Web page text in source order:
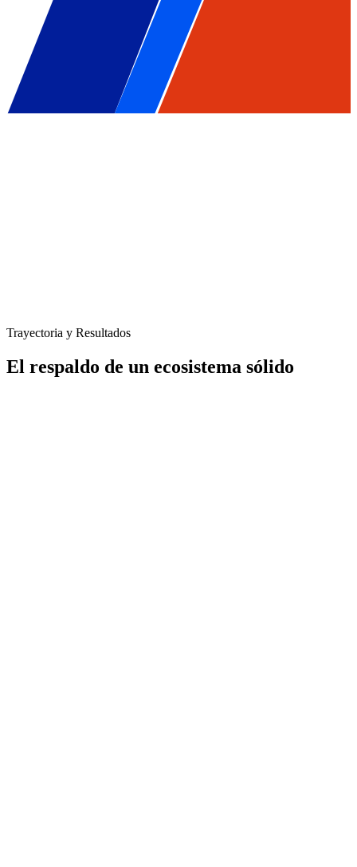
Trayectoria y Resultados
El respaldo de un ecosistema sólido